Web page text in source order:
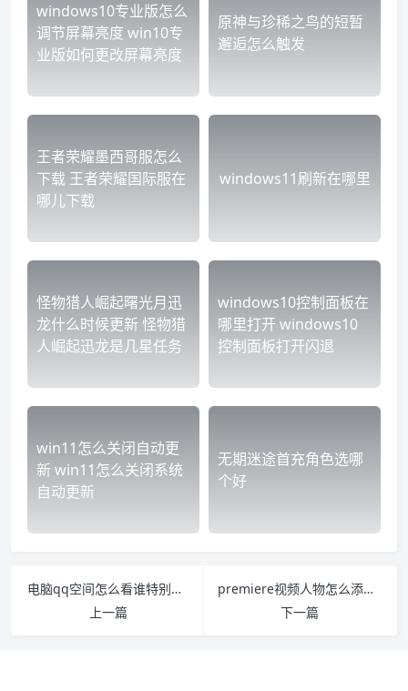
windows10专业版怎么
调节屏幕亮度 win10专
业版如何更改屏幕亮度
原神与珍稀之鸟的短暂
邂逅怎么触发
王者荣耀墨西哥服怎么
下载 王者荣耀国际服在
哪儿下载
windows11刷新在哪里
怪物猎人崛起曙光月迅
龙什么时候更新 怪物猎
人崛起迅龙是几星任务
windows10控制面板在
哪里打开 windows10
控制面板打开闪退
win11怎么关闭自动更
新 win11怎么关闭系统
自动更新
无期迷途首充角色选哪
个好
电脑qq空间怎么看谁特别关心了我 怎样看qq空间谁特别关心了我
上一篇
premiere视频人物怎么添加发光描边特效 pr怎么做物体发光
下一篇